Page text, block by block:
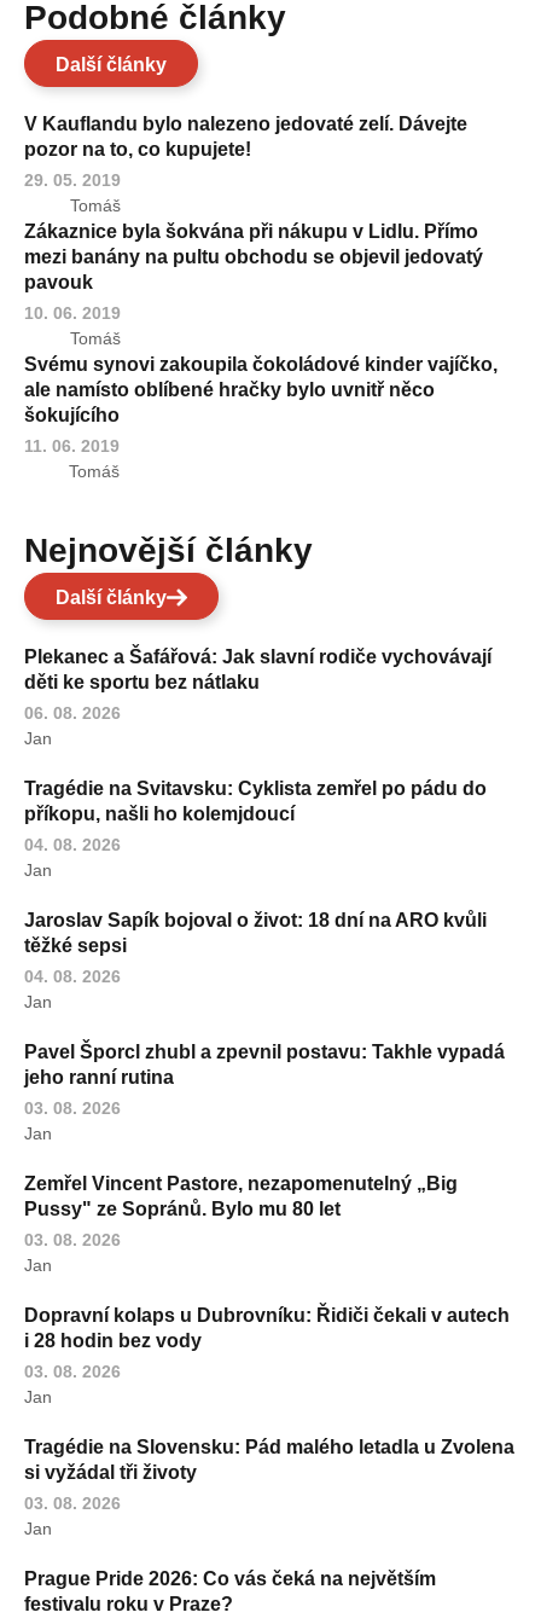
Podobné články
Další články
V Kauflandu bylo nalezeno jedovaté zelí. Dávejte
pozor na to, co kupujete!
29. 05. 2019
Tomáš
Zákaznice byla šokvána při nákupu v Lidlu. Přímo
mezi banány na pultu obchodu se objevil jedovatý
pavouk
10. 06. 2019
Tomáš
Svému synovi zakoupila čokoládové kinder vajíčko,
ale namísto oblíbené hračky bylo uvnitř něco
šokujícího
11. 06. 2019
Tomáš
Nejnovější články
Další články
Plekanec a Šafářová: Jak slavní rodiče vychovávají
děti ke sportu bez nátlaku
06. 08. 2026
Jan
Tragédie na Svitavsku: Cyklista zemřel po pádu do
příkopu, našli ho kolemjdoucí
04. 08. 2026
Jan
Jaroslav Sapík bojoval o život: 18 dní na ARO kvůli
těžké sepsi
04. 08. 2026
Jan
Pavel Šporcl zhubl a zpevnil postavu: Takhle vypadá
jeho ranní rutina
03. 08. 2026
Jan
Zemřel Vincent Pastore, nezapomenutelný „Big
Pussy" ze Sopránů. Bylo mu 80 let
03. 08. 2026
Jan
Dopravní kolaps u Dubrovníku: Řidiči čekali v autech
i 28 hodin bez vody
03. 08. 2026
Jan
Tragédie na Slovensku: Pád malého letadla u Zvolena
si vyžádal tři životy
03. 08. 2026
Jan
Prague Pride 2026: Co vás čeká na největším
festivalu roku v Praze?